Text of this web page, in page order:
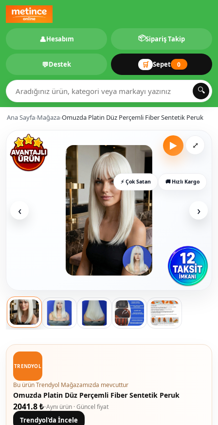
🔍
👤Hesabım 📦Sipariş Takip
💬Destek 🛒 Sepet 0
Ana Sayfa›Mağaza›Omuzda Platin Düz Perçemli Fiber Sentetik Peruk
⚡ Çok Satan 🚚 Hızlı Kargo
▶
‹ ›
⤢
TRENDYOL
Bu ürün Trendyol Mağazamızda mevcuttur
Omuzda Platin Düz Perçemli Fiber Sentetik Peruk
2041.8 ₺•Aynı ürün · Güncel fiyat
Trendyol'da İncele